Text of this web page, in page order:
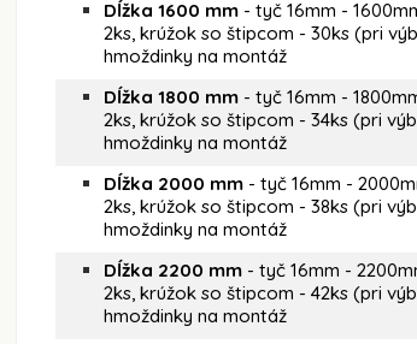
Dĺžka 1600 mm - tyč 16mm -
2ks, krúžok so štipcom - 30ks (pri
hmoždinky na montáž
Dĺžka 1800 mm - tyč 16mm -
2ks, krúžok so štipcom - 34ks (pri
hmoždinky na montáž
Dĺžka 2000 mm - tyč 16mm -
2ks, krúžok so štipcom - 38ks (pri
hmoždinky na montáž
Dĺžka 2200 mm - tyč 16mm -
2ks, krúžok so štipcom - 42ks (pri
hmoždinky na montáž